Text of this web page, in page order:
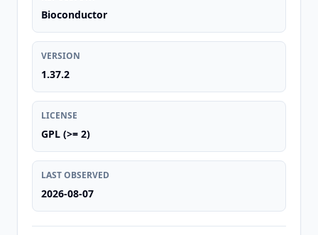
Bioconductor
VERSION
1.37.2
LICENSE
GPL (>= 2)
LAST OBSERVED
2026-08-07